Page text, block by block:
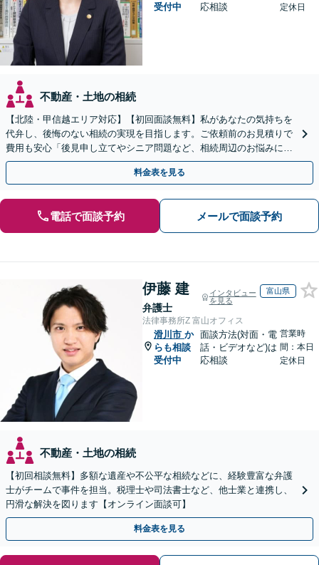
受付中
応相談
定休日
不動産・土地の相続
【北陸・甲信越エリア対応】【初回面談無料】私があなたの気持ちを
代弁し、後悔のない相続の実現を目指します。ご依頼前のお見積りで
費用も安心「後見申し立てやシニア問題など、相続周辺のお悩みにも
対処可能」【WEB面談対応】
料金表を見る
電話で面談予約 メールで面談予約
伊藤 建
弁護士
インタビュー
を見る
富山県
法律事務所Z 富山オフィス
滑川市 か
らも相談
受付中
面談方法(対面・電
話・ビデオなど)は
応相談
営業時
間：本日
定休日
不動産・土地の相続
【初回相談無料】多額な遺産や不公平な相続などに、経験豊富な弁護
士がチームで事件を担当。税理士や司法書士など、他士業と連携し、
円滑な解決を図ります【オンライン面談可】
料金表を見る